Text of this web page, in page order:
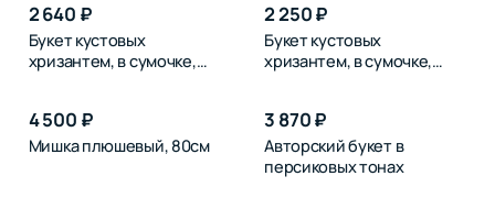
2 640 ₽
Букет кустовых
хризантем, в сумочке,
2 250 ₽
Букет кустовых
хризантем, в сумочке,
4 500 ₽
Мишка плюшевый, 80см
3 870 ₽
Авторский букет в
персиковых тонах